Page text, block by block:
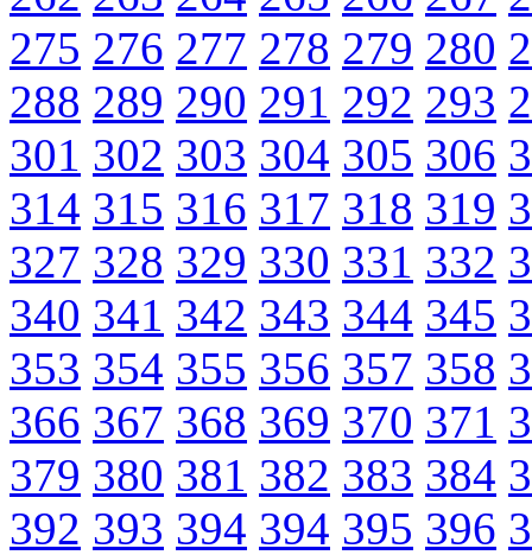
275 276 277 278 279 280
288 289 290 291 292 293
301 302 303 304 305 306
314 315 316 317 318 319
327 328 329 330 331 332
340 341 342 343 344 345
353 354 355 356 357 358
366 367 368 369 370 371
379 380 381 382 383 384
392 393 394 394 395 396